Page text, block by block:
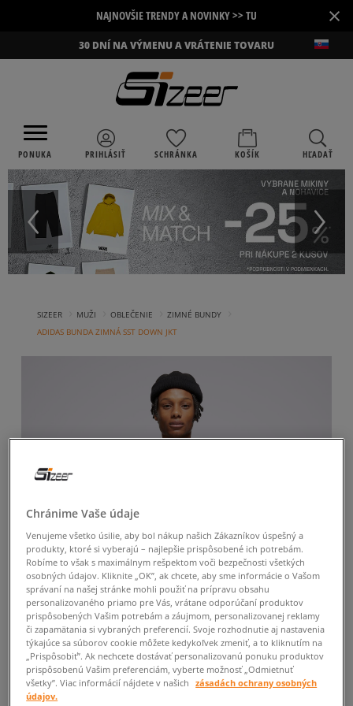
NAJNOVŠIE TRENDY A NOVINKY >> TU ×
30 DNÍ NA VÝMENU A VRÁTENIE TOVARU
PONUKA PRIHLÁSIŤ SCHRÁNKA KOŠÍK HĽADAŤ
SIZEER MUŽI OBLEČENIE ZIMNÉ BUNDY
ADIDAS BUNDA ZIMNÁ SST DOWN JKT
-10 % S KÓDOM: TOP (MIN. 70 €)
Chránime Vaše údaje
Venujeme všetko úsilie, aby bol nákup našich Zákazníkov úspešný a
produkty, ktoré si vyberajú – najlepšie prispôsobené ich potrebám.
Robíme to však s maximálnym rešpektom voči bezpečnosti všetkých
osobných údajov. Kliknite „OK”, ak chcete, aby sme informácie o Vašom
správaní na našej stránke mohli použiť na prípravu obsahu
personalizovaného priamo pre Vás, vrátane odporúčaní produktov
prispôsobených Vašim potrebám a záujmom, personalizovanej reklamy
či zapamätania si vybraných preferencií. Svoje rozhodnutie aj nastavenia
týkajúce sa súborov cookie môžete kedykoľvek zmeniť, a to kliknutím na
„Prispôsobiť”. Ak nechcete dostávať personalizovanú ponuku produktov
prispôsobenú Vašim preferenciám, vyberte možnosť „Odmietnuť
všetky”. Viac informácií nájdete v našich
zásadách ochrany osobných
údajov.